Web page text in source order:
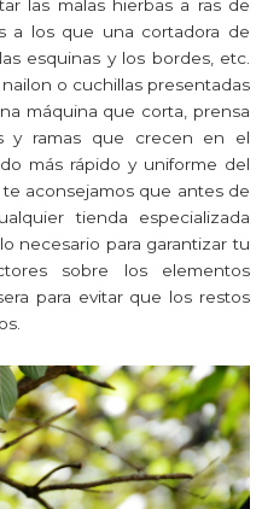
las malas hierbas a ras de
a los que una cortadora de
esquinas y los bordes, etc.
o cuchillas presentadas
máquina que corta, prensa
y ramas que crecen en el
más rápido y uniforme del
aconsejamos que antes de
tienda especializada
necesario para garantizar tu
sobre los elementos
para evitar que los restos